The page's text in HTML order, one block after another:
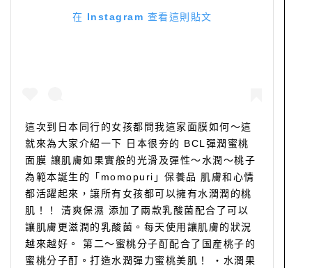
在 Instagram 查看這則貼文
這次到日本同行的女孩都問我這家面膜如何～這
就來為大家介紹一下 日本很夯的 BCL彈潤蜜桃
面膜 讓肌膚如果實般的光滑及彈性～水潤～桃子
為範本誕生的「momopuri」保養品 肌膚和心情
都活躍起來，讓所有女孩都可以擁有水潤潤的桃
肌！！ 清爽保濕 添加了兩款乳酸菌配合了可以
讓肌膚更滋潤的乳酸菌。每天使用讓肌膚的狀況
越來越好。 第二～蜜桃分子酊配合了国産桃子的
蜜桃分子酊。打造水潤彈力蜜桃美肌！ ・水潤果